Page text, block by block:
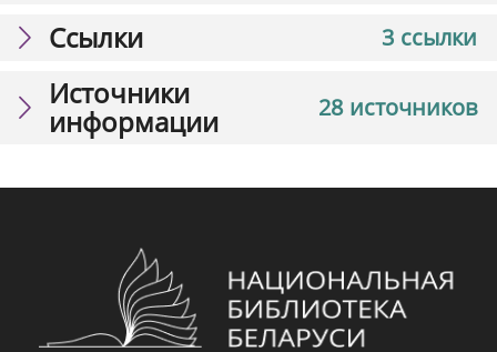
3 ссылки
Ссылки
28 источников
Источники
информации